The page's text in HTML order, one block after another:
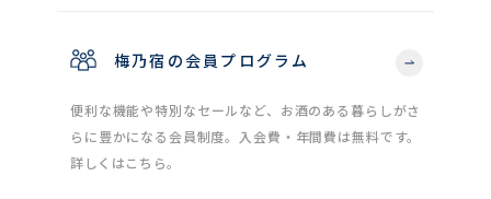
梅乃宿の会員プログラム
便利な機能や特別なセールなど、お酒のある暮らしがさ
らに豊かになる会員制度。入会費・年間費は無料です。
詳しくはこちら。